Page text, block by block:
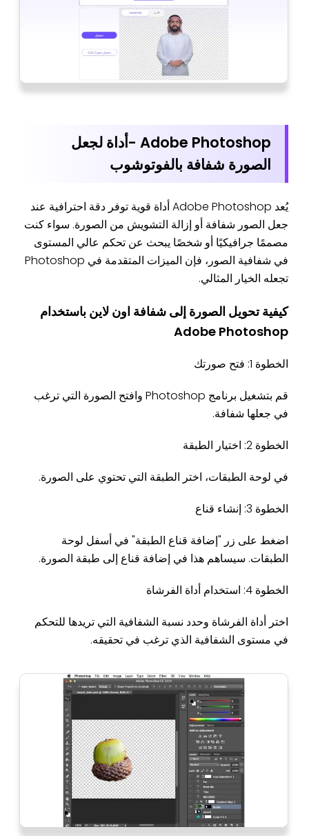
Adobe Photoshop -أداة ل
جعل
الصورة شفافة بالفوتوشوب
يُعد Adobe Photoshop أداة قوية توفر دقة احترافية عند
جعل الصور شفافة أو إزالة التشويش من الصورة. سواء كنت
مصممًا جرافيكيًا أو شخصًا يبحث عن تحكم عالي المستوى
في شفافية الصور، فإن الميزات المتقدمة في Photoshop
تجعله الخيار المثالي.
كيفية تحويل الصورة إلى شفافة اون لاين باستخدام
Adobe Photoshop
الخطوة 1: فتح صورتك
قم بتشغيل برنامج Photoshop وافتح الصورة التي ترغب
في جعلها شفافة.
الخطوة 2: اختيار الطبقة
في لوحة الطبقات، اختر الطبقة التي تحتوي على الصورة.
الخطوة 3: إنشاء قناع
اضغط على زر "إضافة قناع الطبقة" في أسفل لوحة
الطبقات. سيساهم هذا في إضافة قناع إلى طبقة الصورة.
الخطوة 4: استخدام أداة الفرشاة
اختر أداة الفرشاة وحدد نسبة الشفافية التي تريدها للتحكم
في مستوى الشفافية الذي ترغب في تحقيقه.